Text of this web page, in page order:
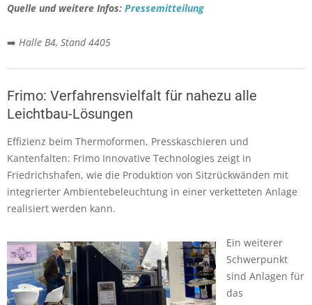
Quelle und weitere Infos: Pressemitteilung
➡️ Halle B4, Stand 4405
Frimo: Verfahrensvielfalt für nahezu alle
Leichtbau-Lösungen
Effizienz beim Thermoformen, Presskaschieren und
Kantenfalten: Frimo Innovative Technologies zeigt in
Friedrichshafen, wie die Produktion von Sitzrückwänden mit
integrierter Ambientebeleuchtung in einer verketteten Anlage
realisiert werden kann.
Ein weiterer
Schwerpunkt
sind Anlagen für
das